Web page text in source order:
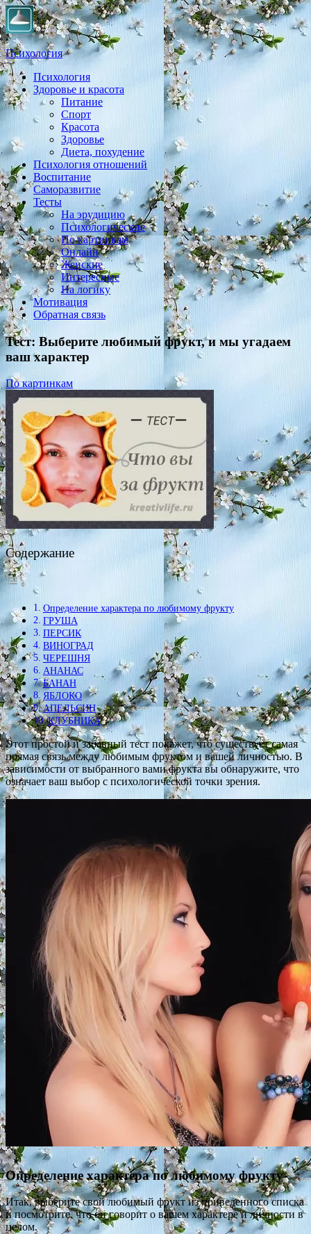
Психология
Практическая психология, личностный рост, экология,
здоровье, воспитание,
Психология
Здоровье и красота
Питание
Спорт
Красота
Здоровье
Диета, похудение
Психология отношений
Воспитание
Саморазвитие
Тесты
На эрудицию
Психологические
По картинкам
Онлайн
Женские
Интересные
На логику
Мотивация
Обратная связь
Тест: Выберите любимый фрукт, и мы угадаем
ваш характер
По картинкам
Содержание
Определение характера по любимому фрукту
ГРУША
ПЕРСИК
ВИНОГРАД
ЧЕРЕШНЯ
АНАНАС
БАНАН
ЯБЛОКО
АПЕЛЬСИН
КЛУБНИКА
Этот простой и забавный тест покажет, что существует самая
прямая связь между любимым фруктом и вашей личностью. В
зависимости от выбранного вами фрукта вы обнаружите, что
означает ваш выбор с психологической точки зрения.
Определение характера по любимому фрукту
Итак, выберите свой любимый фрукт из приведенного списка
и посмотрите, что он говорит о вашем характере и личности в
целом.